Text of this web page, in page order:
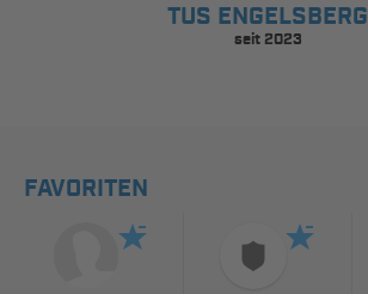
TUS ENGELSBERG
seit 2023
FAVORITEN